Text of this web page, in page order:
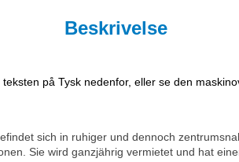
Beskrivelse
på Tysk nedenfor, eller se den
sich in ruhiger und dennoch
Sie wird ganzjährig vermietet und hat